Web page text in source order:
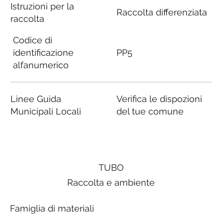
Istruzioni per la
raccolta
Codice di
identificazione
alfanumerico
Linee Guida
Municipali Locali
Raccolta differenziata
PP5
Verifica le dispozioni
del tue comune
TUBO
Raccolta e ambiente
Famiglia di materiali